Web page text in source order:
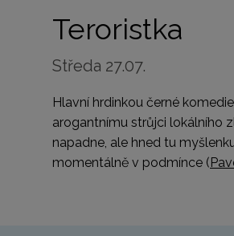
Teroristka
Středa 27.07.
Hlavní hrdinkou černé komedie
arogantnímu strůjci lokálního
napadne, ale hned tu
momentálně v podmínce (